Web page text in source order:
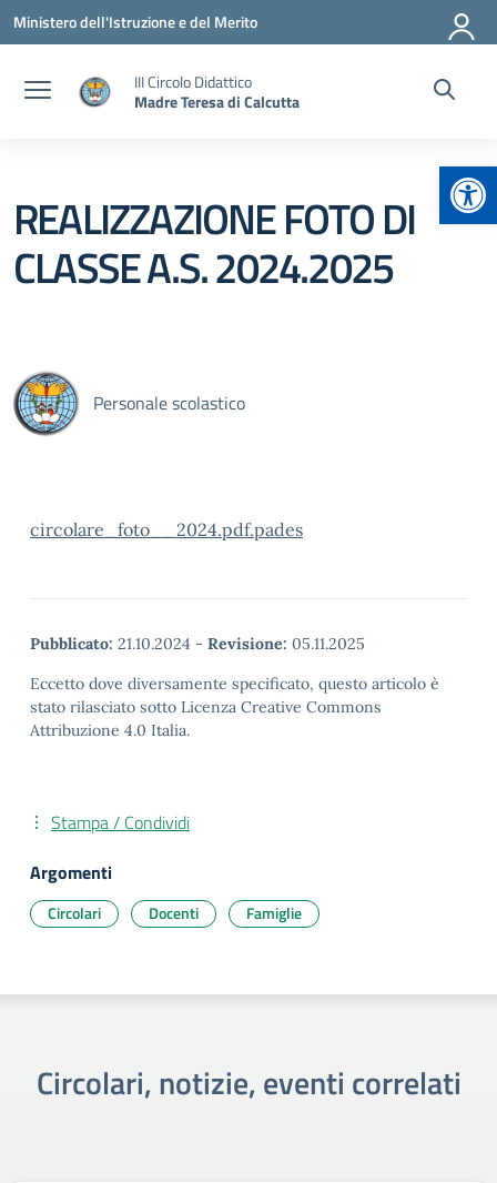
Vai ai contenuti
Vai al menu di navigazione
Vai al footer
Ministero dell'Istruzione e del Merito
III Circolo Didattico
Madre Teresa di Calcutta
REALIZZAZIONE FOTO DI
CLASSE A.S. 2024.2025
Personale scolastico
circolare_foto__2024.pdf.pades
Pubblicato: 21.10.2024 - Revisione: 05.11.2025
Eccetto dove diversamente specificato, questo articolo è
stato rilasciato sotto Licenza Creative Commons
Attribuzione 4.0 Italia.
Stampa / Condividi
Argomenti
Circolari Docenti Famiglie
Circolari, notizie, eventi correlati